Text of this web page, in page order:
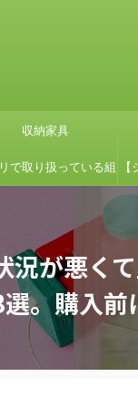
収納家具
で取り扱っている組
ローボードSHIRAIシ
ズの組立てを簡単にす
る方法
ン
が悪く
。購入